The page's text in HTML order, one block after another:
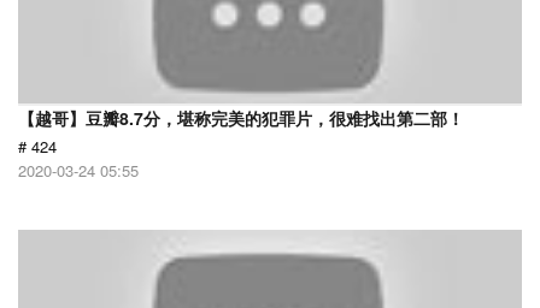
【越哥】豆瓣8.7分，堪称完美的犯罪片，很难找出第二部！
# 424
2020-03-24 05:55